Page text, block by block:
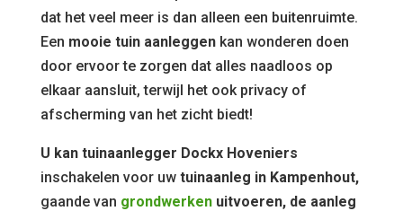
dat het veel meer is dan alleen een buitenruimte.
Een mooie tuin aanleggenkan wonderen doen
door ervoor te zorgen dat alles naadloos op
elkaar aansluit, terwijl het ook privacy of
afscherming van het zicht biedt!
U kan tuinaanlegger Dockx Hoveniers
inschakelen voor uwtuinaanleg in Kampenhout,
gaande van grondwerkenuitvoeren, de aanleg